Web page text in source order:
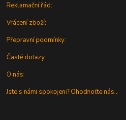
Reklamační řád:
Vrácení zboží:
Přepravní podmínky:
Časté dotazy:
O nás:
Jste s námi spokojeni? Ohodnoťte nás...